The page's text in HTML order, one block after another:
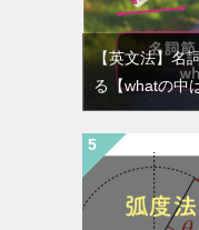
【英文法】名
る【whatの中